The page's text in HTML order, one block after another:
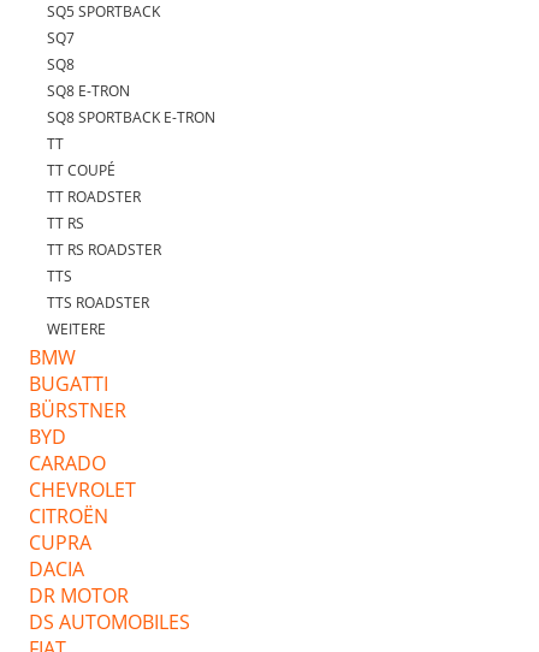
SQ5 SPORTBACK
SQ7
SQ8
SQ8 E-TRON
SQ8 SPORTBACK E-TRON
TT
TT COUPÉ
TT ROADSTER
TT RS
TT RS ROADSTER
TTS
TTS ROADSTER
WEITERE
BMW
BUGATTI
BÜRSTNER
BYD
CARADO
CHEVROLET
CITROËN
CUPRA
DACIA
DR MOTOR
DS AUTOMOBILES